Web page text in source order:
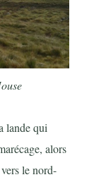
lande qui
alors
le nord-